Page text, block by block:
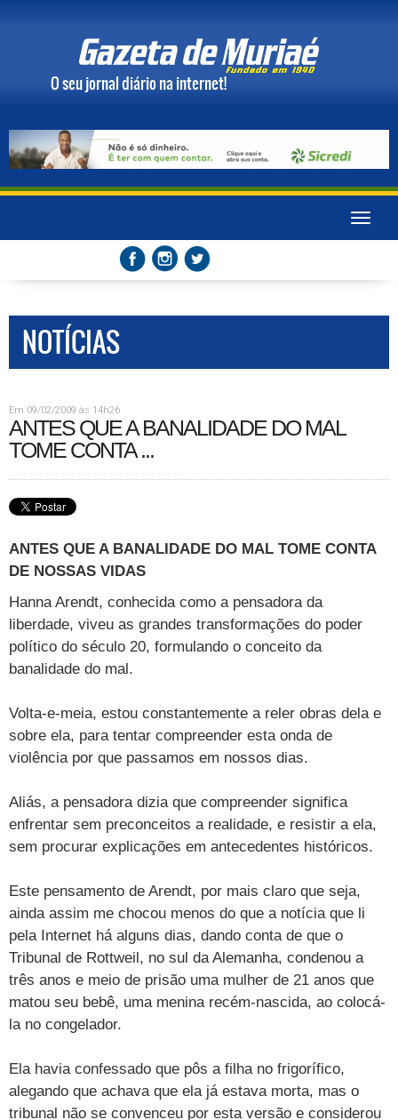
O seu jornal diário na internet!
Toggle
NOTÍCIAS
Em 09/02/2009 às 14h26
ANTES QUE A BANALIDADE DO MAL
TOME CONTA ...
ANTES QUE A BANALIDADE DO MAL TOME CONTA
DE NOSSAS VIDAS
Hanna Arendt, conhecida como a pensadora da
liberdade, viveu as grandes transformações do poder
político do século 20, formulando o conceito da
banalidade do mal.
Volta-e-meia, estou constantemente a reler obras dela e
sobre ela, para tentar compreender esta onda de
violência por que passamos em nossos dias.
Aliás, a pensadora dizia que compreender significa
enfrentar sem preconceitos a realidade, e resistir a ela,
sem procurar explicações em antecedentes históricos.
Este pensamento de Arendt, por mais claro que seja,
ainda assim me chocou menos do que a notícia que li
pela Internet há alguns dias, dando conta de que o
Tribunal de Rottweil, no sul da Alemanha, condenou a
três anos e meio de prisão uma mulher de 21 anos que
matou seu bebê, uma menina recém-nascida, ao colocá-
la no congelador.
Ela havia confessado que pôs a filha no frigorífico,
alegando que achava que ela já estava morta, mas o
tribunal não se convenceu por esta versão e considerou